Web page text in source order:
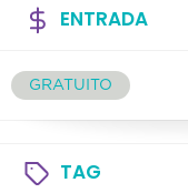
ENTRADA
GRATUITO
TAG